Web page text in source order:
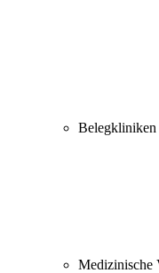
Belegkliniken
Medizinische